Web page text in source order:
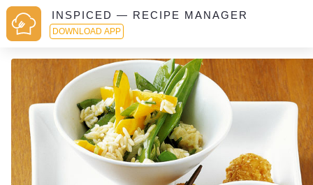
INSPICED — RECIPE MANAGER
DOWNLOAD APP